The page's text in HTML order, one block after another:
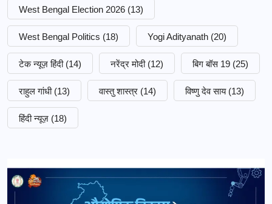
West Bengal Election 2026 (13)
West Bengal Politics (18) Yogi Adityanath (20)
टेक न्यूज़ हिंदी (14) नरेंद्र मोदी (12) बिग बॉस 19 (25)
राहुल गांधी (13) वास्तु शास्त्र (14) विष्णु देव साय (13)
हिंदी न्यूज़ (18)